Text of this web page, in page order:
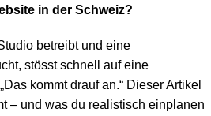
in der Schweiz?
betreibt und eine
stösst schnell auf eine
kommt drauf an.“ Dieser Artikel
– und was du realistisch einplanen